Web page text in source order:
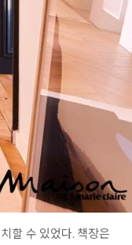
할 수 있었다. 책장은